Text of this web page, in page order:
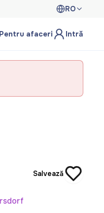
RO
Pentru afaceri Intră
Salvează